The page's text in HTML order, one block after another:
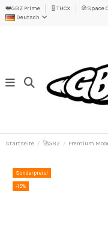
👑GBZ Prime 🧬THCX 🍪Space
Deutsch
Startseite 🚀GBZ Premium
Sonderpreis!
-15%